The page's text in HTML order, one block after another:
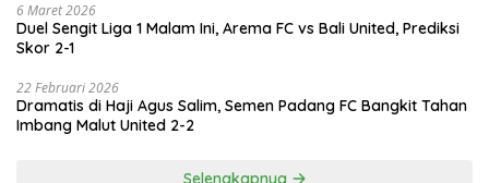
6 Maret 2026
Duel Sengit Liga 1 Malam Ini, Arema FC vs Bali United, Prediksi
Skor 2-1
22 Februari 2026
Dramatis di Haji Agus Salim, Semen Padang FC Bangkit Tahan
Imbang Malut United 2-2
Selengkapnya